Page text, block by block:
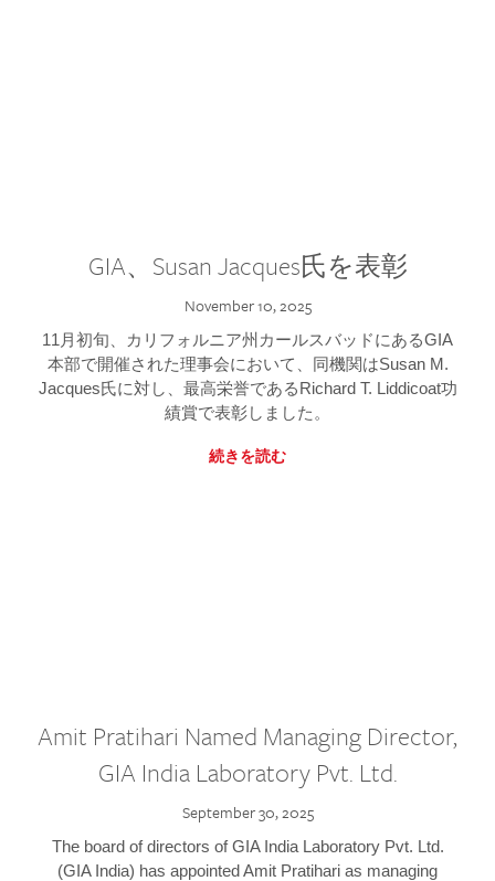
GIA、Susan Jacques氏を表彰
November 10, 2025
11月初旬、カリフォルニア州カールスバッドにあるGIA
本部で開催された理事会において、同機関はSusan M.
Jacques氏に対し、最高栄誉であるRichard T. Liddicoat功
績賞で表彰しました。
続きを読む
Amit Pratihari Named Managing Director,
GIA India Laboratory Pvt. Ltd.
September 30, 2025
The board of directors of GIA India Laboratory Pvt. Ltd.
(GIA India) has appointed Amit Pratihari as managing